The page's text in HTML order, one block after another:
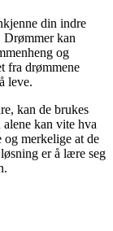
din indre
Drømmer kan
og
fra drømmene
leve.
kan de brukes
kan vite hva
og merkelige at de
er å lære seg